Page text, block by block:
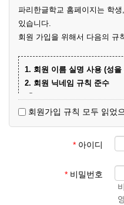
파리한글학교 홈페이지는 학
있습니다.
회원 가입을 위해서 다음의 규
1. 회원 이름 실명 사용 (성
2. 회원 닉네임 규칙 준수
① 학부모 회원 닉네임
- 학생 이름+엄마(아빠)
3. 회원 이메일은 입학원서
회원가입 규칙 모두 읽었
* 아이디
* 비밀번호